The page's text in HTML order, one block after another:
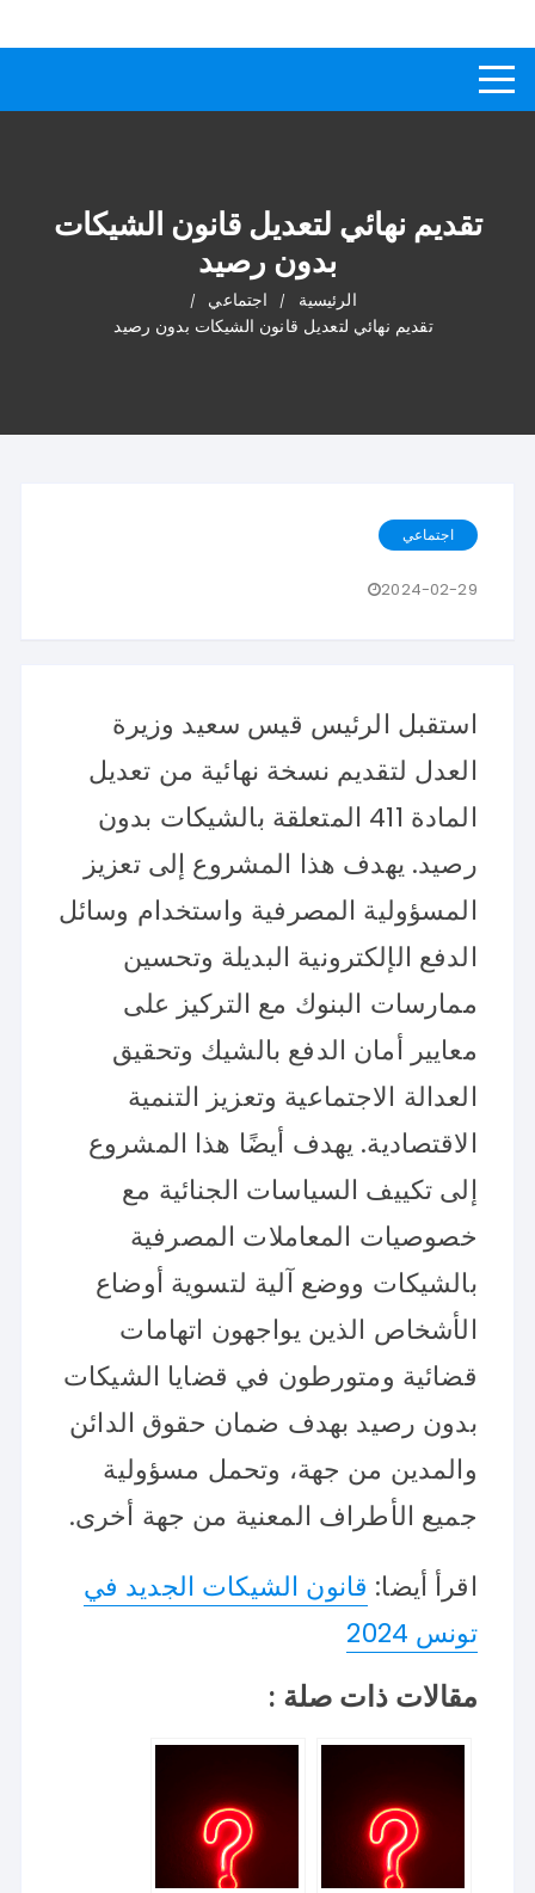
المحتوى
تقديم نهائي لتعديل قانون الشيكات
بدون رصيد
الرئيسية
اجتماعي
تقديم نهائي لتعديل قانون الشيكات بدون رصيد
اجتماعي
2024-02-29
استقبل الرئيس قيس سعيد وزيرة
العدل لتقديم نسخة نهائية من تعديل
المادة 411 المتعلقة بالشيكات بدون
رصيد. يهدف هذا المشروع إلى تعزيز
المسؤولية المصرفية واستخدام وسائل
الدفع الإلكترونية البديلة وتحسين
ممارسات البنوك مع التركيز على
معايير أمان الدفع بالشيك وتحقيق
العدالة الاجتماعية وتعزيز التنمية
الاقتصادية. يهدف أيضًا هذا المشروع
إلى تكييف السياسات الجنائية مع
خصوصيات المعاملات المصرفية
بالشيكات ووضع آلية لتسوية أوضاع
الأشخاص الذين يواجهون اتهامات
قضائية ومتورطون في قضايا الشيكات
بدون رصيد بهدف ضمان حقوق الدائن
والمدين من جهة، وتحمل مسؤولية
جميع الأطراف المعنية من جهة أخرى.
اقرأ أيضا: قانون الشيكات الجديد في
تونس 2024
مقالات ذات صلة :